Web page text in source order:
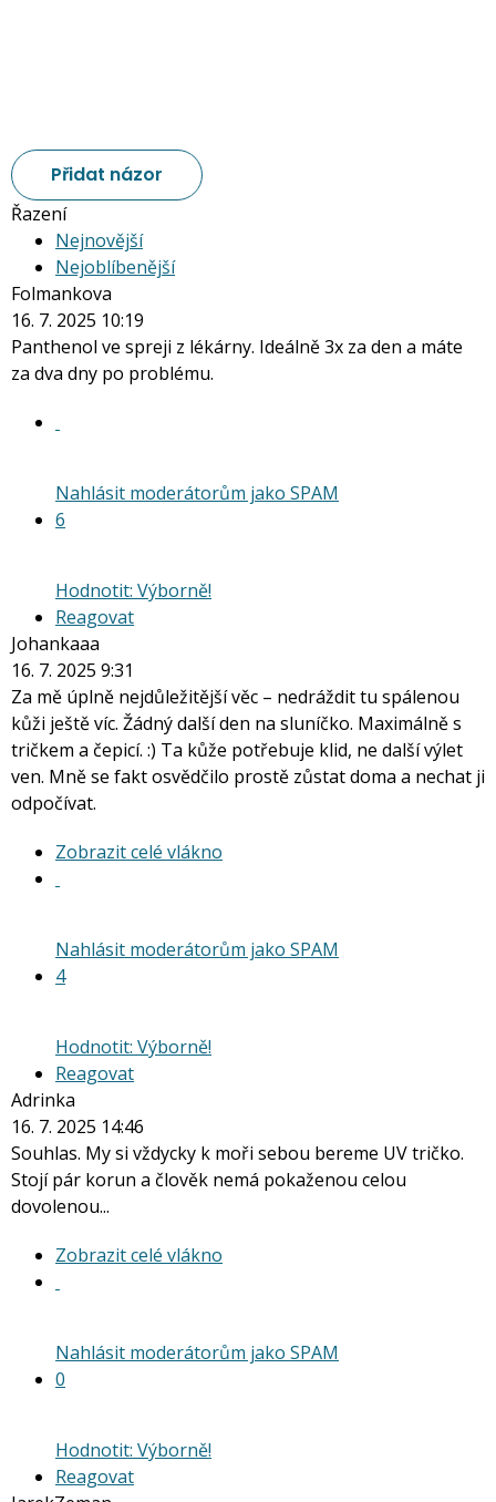
Přidat názor
Řazení
Nejnovější
Nejoblíbenější
Folmankova
16. 7. 2025 10:19
Panthenol ve spreji z lékárny. Ideálně 3x za den a máte
za dva dny po problému.
Nahlásit moderátorům jako SPAM
6
Hodnotit: Výborně!
Reagovat
Johankaaa
16. 7. 2025 9:31
Za mě úplně nejdůležitější věc – nedráždit tu spálenou
kůži ještě víc. Žádný další den na sluníčko. Maximálně s
tričkem a čepicí. :) Ta kůže potřebuje klid, ne další výlet
ven. Mně se fakt osvědčilo prostě zůstat doma a nechat ji
odpočívat.
Zobrazit celé vlákno
Nahlásit moderátorům jako SPAM
4
Hodnotit: Výborně!
Reagovat
Adrinka
16. 7. 2025 14:46
Souhlas. My si vždycky k moři sebou bereme UV tričko.
Stojí pár korun a člověk nemá pokaženou celou
dovolenou...
Zobrazit celé vlákno
Nahlásit moderátorům jako SPAM
0
Hodnotit: Výborně!
Reagovat